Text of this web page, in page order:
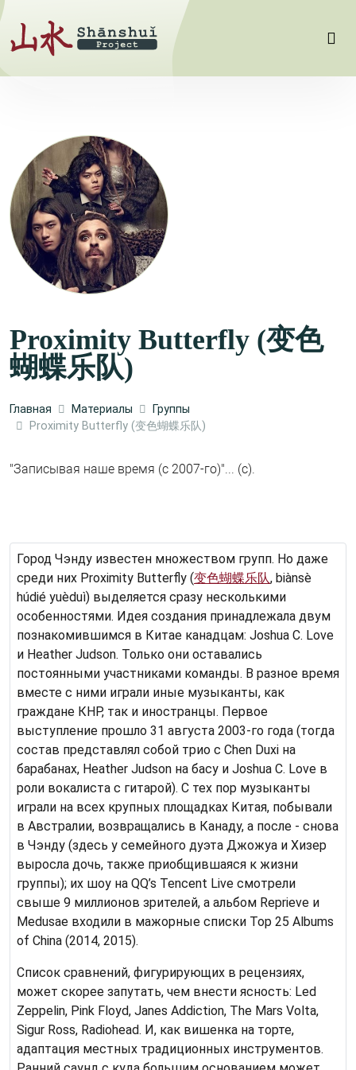
Proximity Butterfly (变色
蝴蝶乐队)
Главная Материалы
Группы
Proximity Butterfly (变色蝴蝶乐队)
"Записывая наше время (с 2007-го)"... (c).
Город Чэнду известен множеством групп. Но даже
среди них Proximity Butterfly (变色蝴蝶乐队, biànsè
húdié yuèduì) выделяется сразу несколькими
особенностями. Идея создания принадлежала двум
познакомившимся в Китае канадцам: Joshua C. Love
и Heather Judson. Только они оставались
постоянными участниками команды. В разное время
вместе с ними играли иные музыканты, как
граждане КНР, так и иностранцы. Первое
выступление прошло 31 августа 2003-го года (тогда
состав представлял собой трио с Chen Duxi на
барабанах, Heather Judson на басу и Joshua C. Love в
роли вокалиста с гитарой). С тех пор музыканты
играли на всех крупных площадках Китая, побывали
в Австралии, возвращались в Канаду, а после - снова
в Чэнду (здесь у семейного дуэта Джожуа и Хизер
выросла дочь, также приобщившаяся к жизни
группы); их шоу на QQ’s Tencent Live смотрели
свыше 9 миллионов зрителей, а альбом Reprieve и
Medusae входили в мажорные списки Top 25 Albums
of China (2014, 2015).
Список сравнений, фигурирующих в рецензиях,
может скорее запутать, чем внести ясность: Led
Zeppelin, Pink Floyd, Janes Addiction, The Mars Volta,
Sigur Ross, Radiohead. И, как вишенка на торте,
адаптация местных традиционных инструментов.